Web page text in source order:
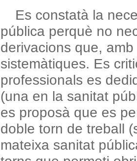
Es constatà la
pública perquè no
derivacions que,
sistemàtiques. Es
professionals es
(una en la sanitat
es proposà que es
doble torn de treball
mateixa sanitat